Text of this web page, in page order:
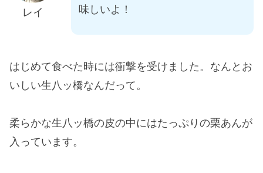
レイ 味しいよ！
はじめて食べた時には衝撃を受けました。なんとお
いしい生八ッ橋なんだって。
柔らかな生八ッ橋の皮の中にはたっぷりの栗あんが
入っています。